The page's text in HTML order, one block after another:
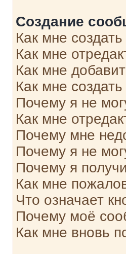
Создание
Как мне
Как мне
Как мне
Как мне
Почему я не
Как мне
Почему мне
Почему я не
Почему я
Как мне
Что означает
Почему моё
Как мне вновь